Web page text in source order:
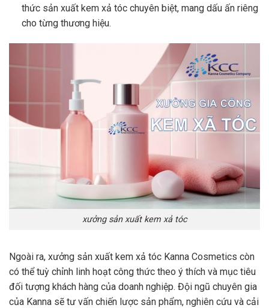
thức sản xuất kem xả tóc chuyên biệt, mang dấu ấn riêng
cho từng thương hiệu.
xưởng sản xuất kem xả tóc
Ngoài ra, xưởng sản xuất kem xả tóc Kanna Cosmetics còn
có thể tuỳ chỉnh linh hoạt công thức theo ý thích và mục tiêu
đối tượng khách hàng của doanh nghiệp. Đội ngũ chuyên gia
của Kanna sẽ tư vấn chiến lược sản phẩm, nghiên cứu và cải